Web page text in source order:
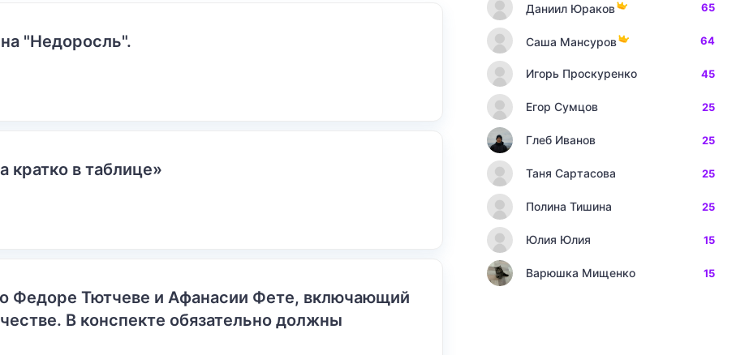
"Недоросль".
кратко в таблице»
Федоре Тютчеве и Афанасии Фете, включающий
В конспекте обязательно должны
Даниил Юраков 65
Саша Мансуров 64
Игорь Проскуренко 45
Егор Сумцов 25
Глеб Иванов 25
Таня Сартасова 25
Полина Тишина 25
Юлия Юлия 15
Варюшка Мищенко 15